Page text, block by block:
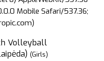
Mobile Safari/537.36;
Volleyball
(Girls)